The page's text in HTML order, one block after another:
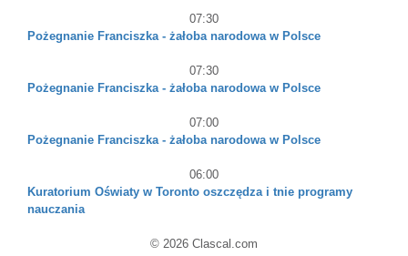
07:30
Pożegnanie Franciszka - żałoba narodowa w Polsce
07:30
Pożegnanie Franciszka - żałoba narodowa w Polsce
07:00
Pożegnanie Franciszka - żałoba narodowa w Polsce
06:00
Kuratorium Oświaty w Toronto oszczędza i tnie programy
nauczania
© 2026 Clascal.com